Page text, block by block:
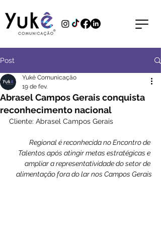
Post
Abrasel Campos Gerais conquista
reconhecimento nacional
Yukê Comunicação
19 de fev.
Cliente: Abrasel Campos Gerais
Regional é reconhecida no Encontro de
Talentos após atingir metas estratégicas e
ampliar a representatividade do setor de
alimentação fora do lar nos Campos Gerais